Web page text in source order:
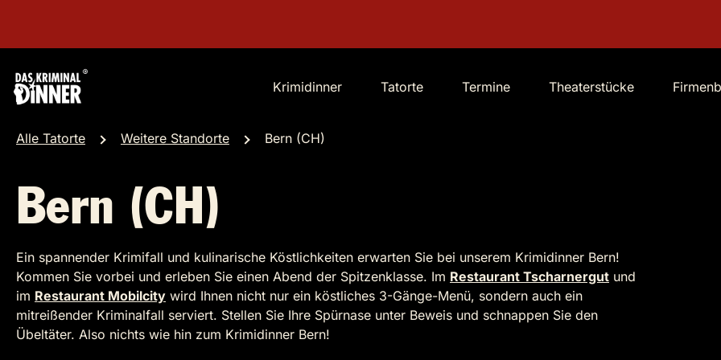
Krimidinner Tatorte Termine Theaterstücke
Alle Tatorte Weitere Standorte Bern (CH)
Bern (CH)
Ein spannender Krimifall und kulinarische Köstlichkeiten erwarten Sie bei unserem Krimidinner Bern!
Kommen Sie vorbei und erleben Sie einen Abend der Spitzenklasse. Im Restaurant Tscharnergut und
im Restaurant Mobilcity wird Ihnen nicht nur ein köstliches 3-Gänge-Menü, sondern auch ein
mitreißender Kriminalfall serviert. Stellen Sie Ihre Spürnase unter Beweis und schnappen Sie den
Übeltäter. Also nichts wie hin zum Krimidinner Bern!